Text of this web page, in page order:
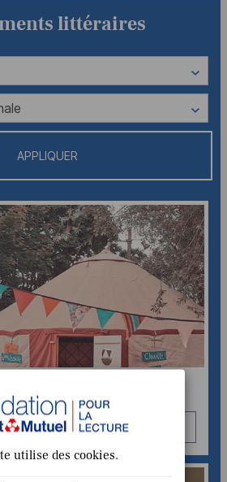
littéraires
APPLIQUER
Vivarais
VOIR
utilise des cookies.